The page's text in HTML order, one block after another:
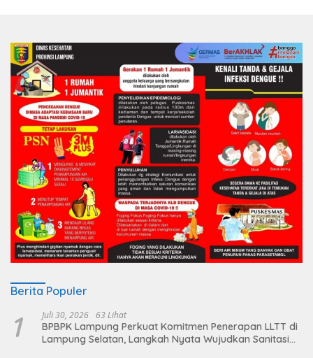
Berita Populer
1 Juli 30, 2026 63 Lihat
BPBPK Lampung Perkuat Komitmen Penerapan LLTT di
Lampung Selatan, Langkah Nyata Wujudkan Sanitasi